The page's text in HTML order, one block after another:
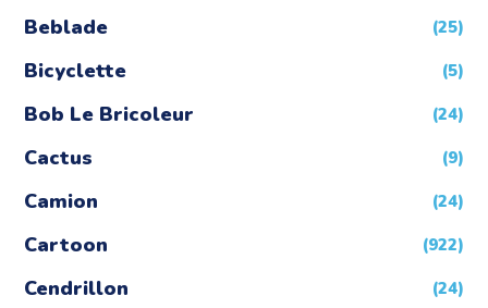
Beblade (25)
Bicyclette (5)
Bob Le Bricoleur (24)
Cactus (9)
Camion (24)
Cartoon (922)
Cendrillon (24)